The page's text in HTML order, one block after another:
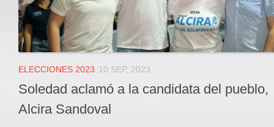
ELECCIONES 2023 10 SEP, 2023
Soledad aclamó a la candidata del pueblo,
Alcira Sandoval